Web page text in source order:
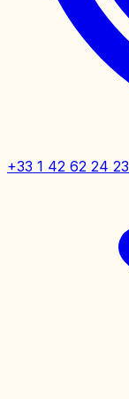
+33 1 42 62 24 23